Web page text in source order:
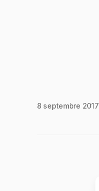
8 septembre 2017